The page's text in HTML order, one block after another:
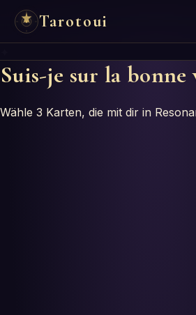
Tarotoui
Tarot
Suis-je sur la bonne
Wähle 3 Karten, die mit dir in